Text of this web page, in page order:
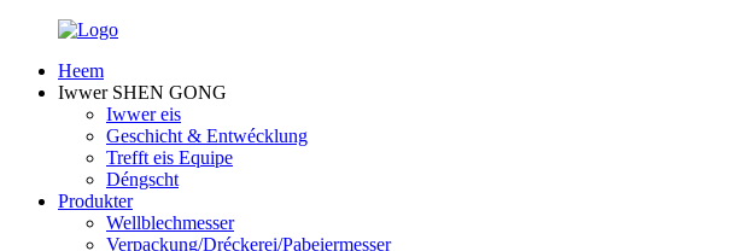
Heem
Iwwer SHEN GONG
Iwwer eis
Geschicht & Entwécklung
Trefft eis Equipe
Déngscht
Produkter
Wellblechmesser
Verpackung/Dréckerei/Pabeiermesser